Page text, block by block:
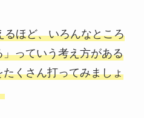
ほど、いろんなところ
っていう考え方がある
くさん打ってみましょ